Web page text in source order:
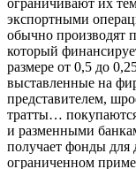
экспортными
обычно производят
который
размере от 0,5 до
выставленные на
представителем,
тратты…
и разменными
получает фонды для
ограниченном